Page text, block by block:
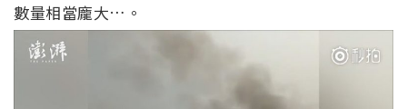
數量相當龐大…。